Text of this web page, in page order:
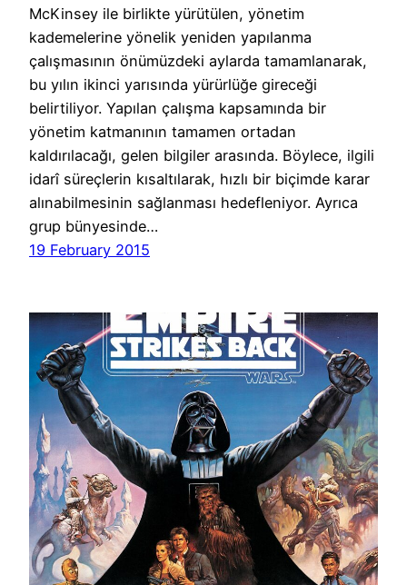
McKinsey ile birlikte yürütülen, yönetim
kademelerine yönelik yeniden yapılanma
çalışmasının önümüzdeki aylarda tamamlanarak,
bu yılın ikinci yarısında yürürlüğe gireceği
belirtiliyor. Yapılan çalışma kapsamında bir
yönetim katmanının tamamen ortadan
kaldırılacağı, gelen bilgiler arasında. Böylece, ilgili
idarî süreçlerin kısaltılarak, hızlı bir biçimde karar
alınabilmesinin sağlanması hedefleniyor. Ayrıca
grup bünyesinde…
19 February 2015